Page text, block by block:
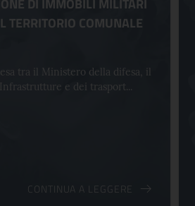
DI IMMOBILI MILITARI
TERRITORIO COMUNALE
tra il Ministero della difesa, il
e dei trasport...
CONTINUA A LEGGERE